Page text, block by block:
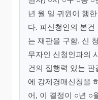
년 월 일 귀원이 행
다. 피신청인의 본
는 재판을 구함. 신
무자인 신청인과의
건의 집행력 있는
에 강제경매신청을
어, 이 결정이 ○년 ○